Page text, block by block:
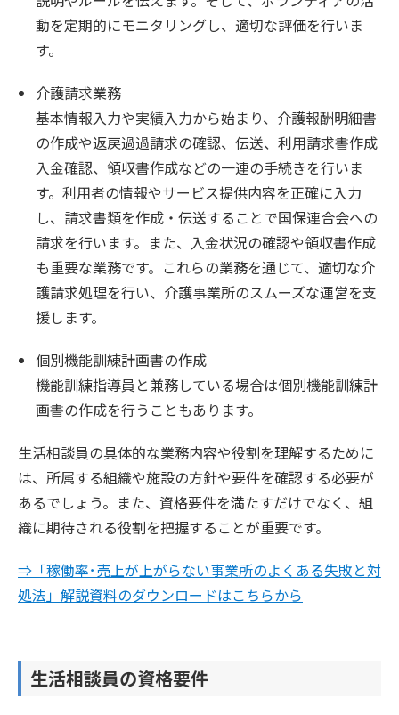
動を定期的にモニタリングし、適切な評価を行いま
す。
介護請求業務
基本情報入力や実績入力から始まり、介護報酬明細書
の作成や返戻過過請求の確認、伝送、利用請求書作成
入金確認、領収書作成などの一連の手続きを行いま
す。利用者の情報やサービス提供内容を正確に入力
し、請求書類を作成・伝送することで国保連合会への
請求を行います。また、入金状況の確認や領収書作成
も重要な業務です。これらの業務を通じて、適切な介
護請求処理を行い、介護事業所のスムーズな運営を支
援します。
個別機能訓練計画書の作成
機能訓練指導員と兼務している場合は個別機能訓練計
画書の作成を行うこともあります。
生活相談員の具体的な業務内容や役割を理解するために
は、所属する組織や施設の方針や要件を確認する必要が
あるでしょう。また、資格要件を満たすだけでなく、組
織に期待される役割を把握することが重要です。
⇒「稼働率･売上が上がらない事業所のよくある失敗と対
処法」解説資料のダウンロードはこちらから
生活相談員の資格要件